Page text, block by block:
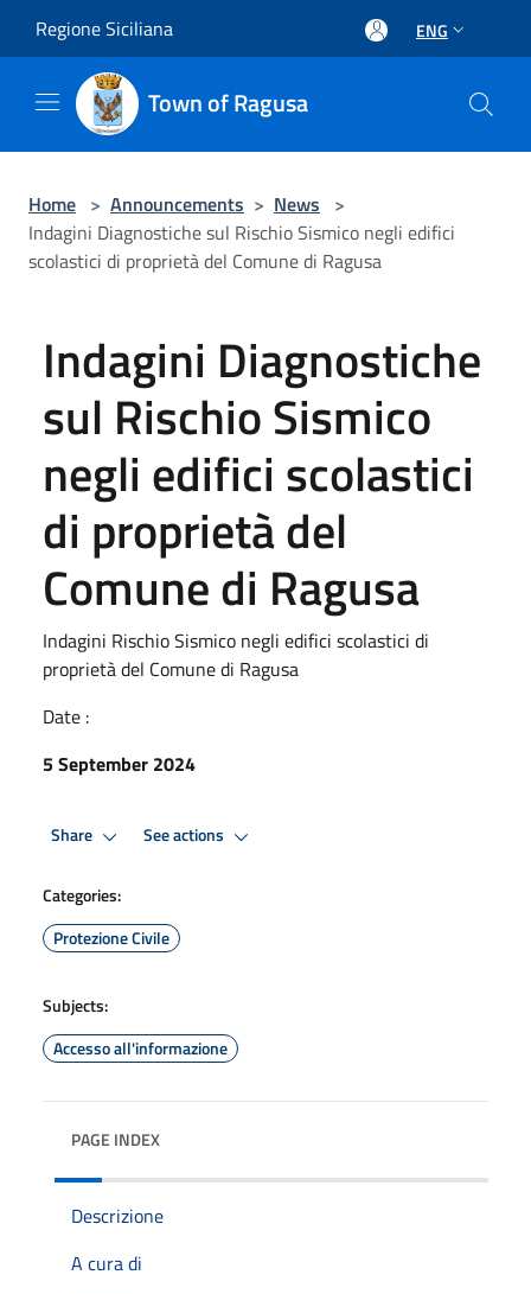
Regione Siciliana ENG
Town of Ragusa
Home > Announcements > News >
Indagini Diagnostiche sul Rischio Sismico negli edifici
scolastici di proprietà del Comune di Ragusa
Indagini Diagnostiche
sul Rischio Sismico
negli edifici scolastici
di proprietà del
Comune di Ragusa
Indagini Rischio Sismico negli edifici scolastici di
proprietà del Comune di Ragusa
Date :
5 September 2024
Share See actions
Categories:
Protezione Civile
Subjects:
Accesso all'informazione
PAGE INDEX
Descrizione
A cura di